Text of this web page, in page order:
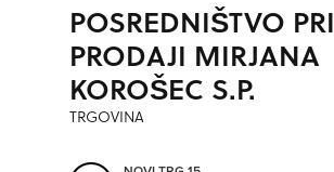
IZRIŠI POT
POŠLJI SMS
ORODJA
POSREDNIŠTVO PRI
PRODAJI MIRJANA
KOROŠEC S.P.
TRGOVINA